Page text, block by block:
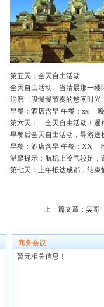
第五天：全天自由活动
全天自由活动。当清晨那一
消磨一段慢慢节奏的悠闲时光
早餐：酒店含早 午餐：xx
第六天： 全天自由活动！暹
早餐后全天自由活动，导游
早餐：酒店含早 午餐：XX
温馨提示：航机上冷气较足
第七天：上午抵达成都，结束
上一篇文章： 吴哥
商务会议
暂无相关信息！